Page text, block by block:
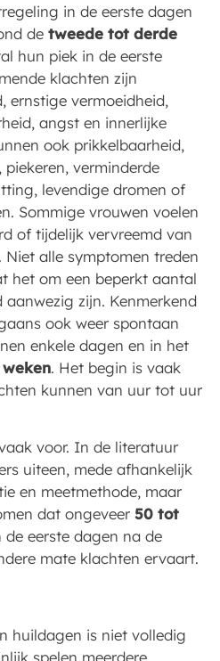
in de eerste dagen
de tweede tot derde
hun piek in de eerste
klachten zijn
ernstige vermoeidheid,
angst en innerlijke
ook prikkelbaarheid,
verminderde
levendige dromen of
Sommige vrouwen voelen
of tijdelijk vervreemd van
alle symptomen treden
het om een beperkt aantal
zijn. Kenmerkend
ook weer spontaan
enkele dagen en in het
. Het begin is vaak
kunnen van uur tot uur
voor. In de literatuur
uiteen, mede afhankelijk
en meetmethode, maar
dat ongeveer 50 tot
eerste dagen na de
mate klachten ervaart.
huildagen is niet volledig
spelen meerdere